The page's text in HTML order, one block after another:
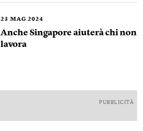
23 MAG 2024
Anche Singapore aiuterà chi non
lavora
PUBBLICITÀ